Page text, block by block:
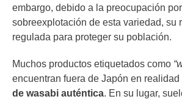
embargo, debido a la preocupación
sobreexplotación de esta variedad, su
regulada para proteger su población.
Muchos productos etiquetados como
encuentran fuera de Japón en
de wasabi auténtica. En su lugar,